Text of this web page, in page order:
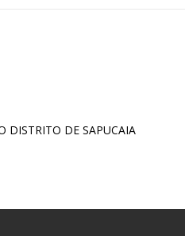
DISTRITO DE SAPUCAIA